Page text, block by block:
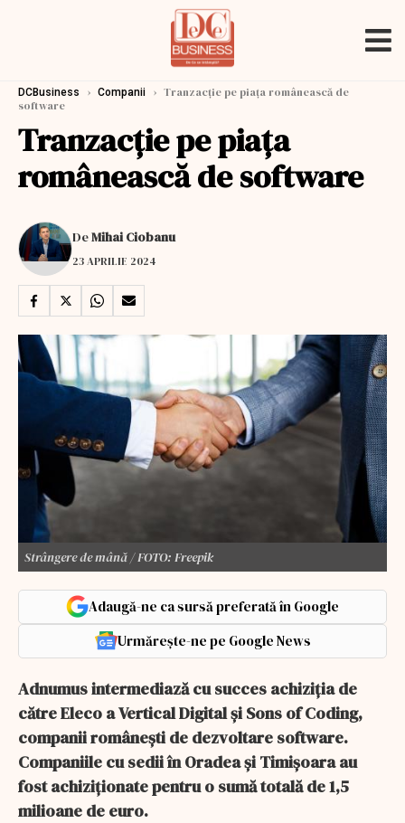
DCBusiness › Companii › Tranzacţie pe piaţa românească de
software
Tranzacţie pe piaţa
românească de software
DeMihai Ciobanu
23 APRILIE 2024
Strângere de mână / FOTO: Freepik
Adaugă-ne ca sursă preferată în Google
Urmărește-ne pe Google News
Adnumus intermediază cu succes achiziția de
către Eleco a Vertical Digital și Sons of Coding,
companii românești de dezvoltare software.
Companiile cu sedii în Oradea și Timișoara au
fost achiziționate pentru o sumă totală de 1,5
milioane de euro.